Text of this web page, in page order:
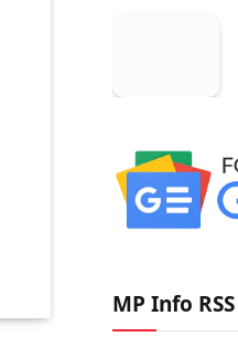
MP Info RSS